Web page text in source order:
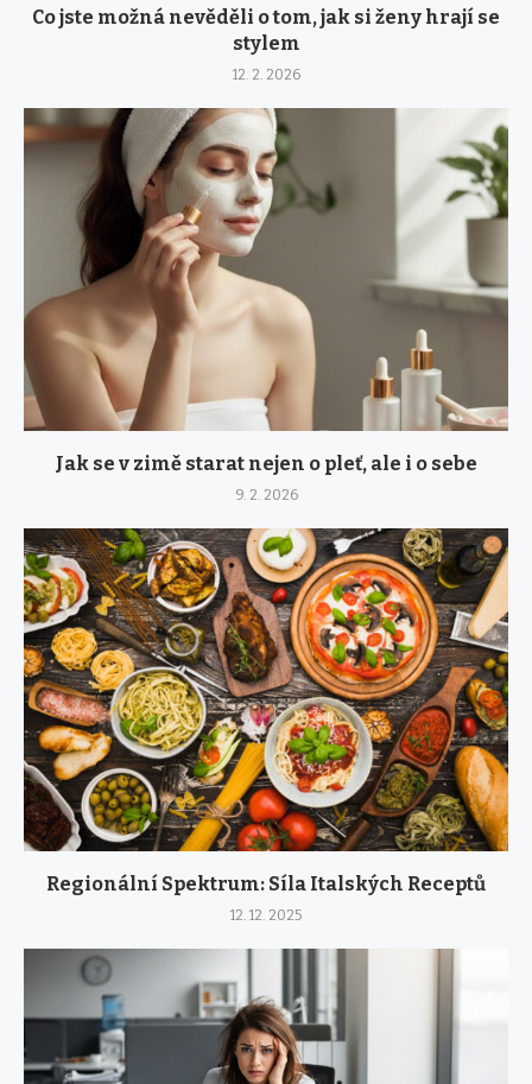
Co jste možná nevěděli o tom, jak si ženy hrají se
stylem
12. 2. 2026
Jak se v zimě starat nejen o pleť, ale i o sebe
9. 2. 2026
Regionální Spektrum: Síla Italských Receptů
12. 12. 2025